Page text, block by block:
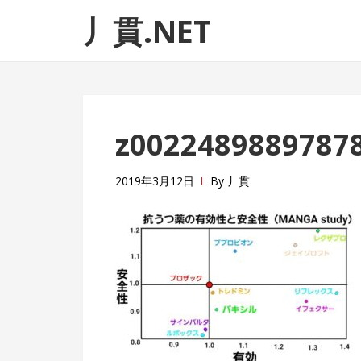
ゲ
テ丿貫.NET
2019年3月12日 By 丿貫